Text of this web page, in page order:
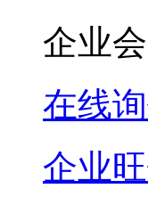
企业
在线
企业